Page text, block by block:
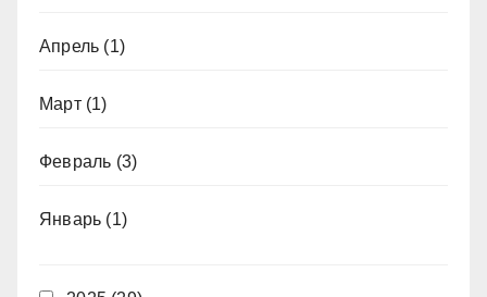
Апрель (1)
Март(1)
Февраль (3)
Январь (1)